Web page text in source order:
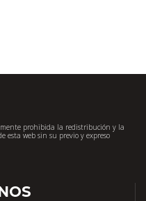
prohibida la redistribución y la
esta web sin su previo y expreso